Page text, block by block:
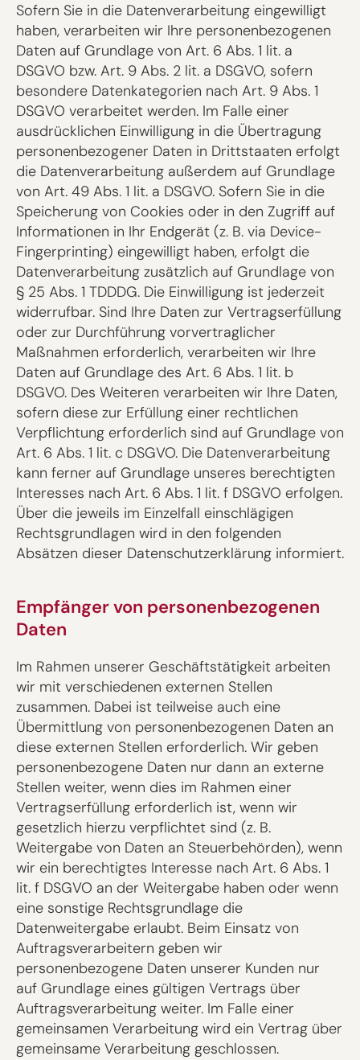
Sofern Sie in die Datenverarbeitung eingewilligt
haben, verarbeiten wir Ihre personenbezogenen
Daten auf Grundlage von Art. 6 Abs. 1 lit. a
DSGVO bzw. Art. 9 Abs. 2 lit. a DSGVO, sofern
besondere Datenkategorien nach Art. 9 Abs. 1
DSGVO verarbeitet werden. Im Falle einer
ausdrücklichen Einwilligung in die Übertragung
personenbezogener Daten in Drittstaaten erfolgt
die Datenverarbeitung außerdem auf Grundlage
von Art. 49 Abs. 1 lit. a DSGVO. Sofern Sie in die
Speicherung von Cookies oder in den Zugriff auf
Informationen in Ihr Endgerät (z. B. via Device-
Fingerprinting) eingewilligt haben, erfolgt die
Datenverarbeitung zusätzlich auf Grundlage von
§ 25 Abs. 1 TDDDG. Die Einwilligung ist jederzeit
widerrufbar. Sind Ihre Daten zur Vertragserfüllung
oder zur Durchführung vorvertraglicher
Maßnahmen erforderlich, verarbeiten wir Ihre
Daten auf Grundlage des Art. 6 Abs. 1 lit. b
DSGVO. Des Weiteren verarbeiten wir Ihre Daten,
sofern diese zur Erfüllung einer rechtlichen
Verpflichtung erforderlich sind auf Grundlage von
Art. 6 Abs. 1 lit. c DSGVO. Die Datenverarbeitung
kann ferner auf Grundlage unseres berechtigten
Interesses nach Art. 6 Abs. 1 lit. f DSGVO erfolgen.
Über die jeweils im Einzelfall einschlägigen
Rechtsgrundlagen wird in den folgenden
Absätzen dieser Datenschutzerklärung informiert.
Empfänger von personenbezogenen
Daten
Im Rahmen unserer Geschäftstätigkeit arbeiten
wir mit verschiedenen externen Stellen
zusammen. Dabei ist teilweise auch eine
Übermittlung von personenbezogenen Daten an
diese externen Stellen erforderlich. Wir geben
personenbezogene Daten nur dann an externe
Stellen weiter, wenn dies im Rahmen einer
Vertragserfüllung erforderlich ist, wenn wir
gesetzlich hierzu verpflichtet sind (z. B.
Weitergabe von Daten an Steuerbehörden), wenn
wir ein berechtigtes Interesse nach Art. 6 Abs. 1
lit. f DSGVO an der Weitergabe haben oder wenn
eine sonstige Rechtsgrundlage die
Datenweitergabe erlaubt. Beim Einsatz von
Auftragsverarbeitern geben wir
personenbezogene Daten unserer Kunden nur
auf Grundlage eines gültigen Vertrags über
Auftragsverarbeitung weiter. Im Falle einer
gemeinsamen Verarbeitung wird ein Vertrag über
gemeinsame Verarbeitung geschlossen.